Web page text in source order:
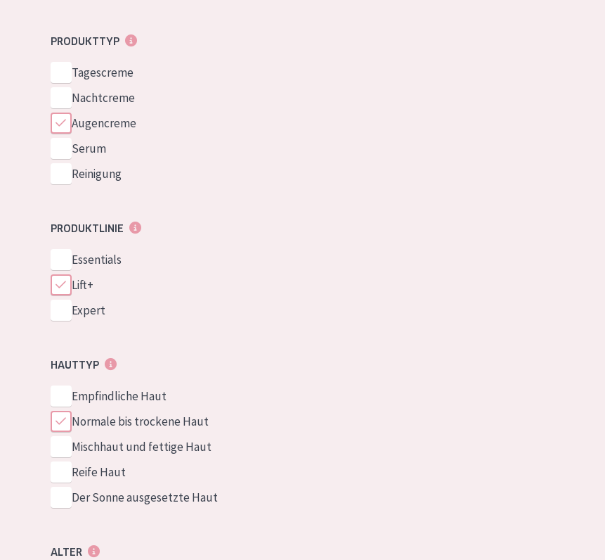
PRODUKTTYP
Tagescreme
Nachtcreme
Augencreme
Serum
Reinigung
PRODUKTLINIE
Essentials
Lift+
Expert
HAUTTYP
Empfindliche Haut
Normale bis trockene Haut
Mischhaut und fettige Haut
Reife Haut
Der Sonne ausgesetzte Haut
ALTER